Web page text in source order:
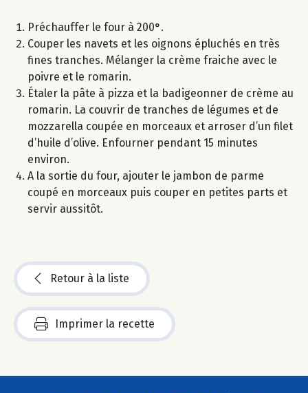
Préchauffer le four à 200°.
Couper les navets et les oignons épluchés en très
fines tranches. Mélanger la crème fraiche avec le
poivre et le romarin.
Étaler la pâte à pizza et la badigeonner de crème au
romarin. La couvrir de tranches de légumes et de
mozzarella coupée en morceaux et arroser d’un filet
d’huile d’olive. Enfourner pendant 15 minutes
environ.
A la sortie du four, ajouter le jambon de parme
coupé en morceaux puis couper en petites parts et
servir aussitôt.
Retour à la liste
Imprimer la recette